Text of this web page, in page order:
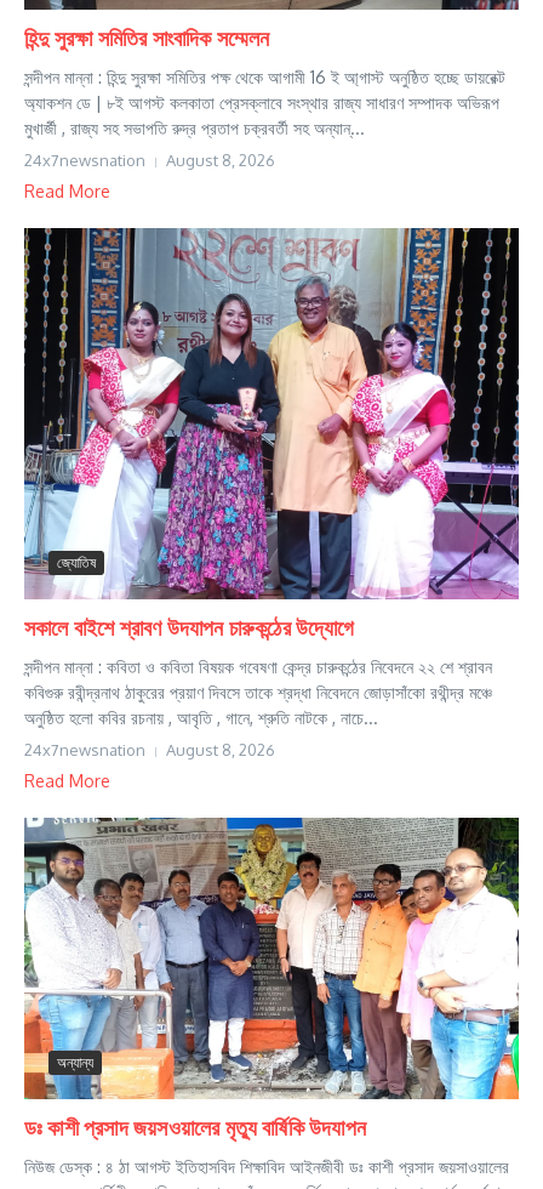
হিন্দু সুরক্ষা সমিতির সাংবাদিক সম্মেলন
সন্দীপন মান্না : হিন্দু সুরক্ষা সমিতির পক্ষ থেকে আগামী 16 ই আ্গাস্ট অনুষ্ঠিত হচ্ছে ডায়রেক্ট
অ্যাকশন ডে | ৮ই আগস্ট কলকাতা প্রেসক্লাবে সংস্থার রাজ্য সাধারণ সম্পাদক অভিরূপ
মুখার্জী , রাজ্য সহ সভাপতি রুদ্র প্রতাপ চক্রবর্তী সহ অন্যান্...
24x7newsnation August 8, 2026
Read More
জ্যোতিষ
সকালে বাইশে শ্রাবণ উদযাপন চারুকন্ঠের উদ্যোগে
সন্দীপন মান্না : কবিতা ও কবিতা বিষয়ক গবেষণা কেন্দ্র চারুকন্ঠের নিবেদনে ২২ শে শ্রাবন
কবিগুরু রবীন্দ্রনাথ ঠাকুরের প্রয়াণ দিবসে তাকে শ্রদ্ধা নিবেদনে জোড়াসাঁকো রথীন্দ্র মঞ্চে
অনুষ্ঠিত হলো কবির রচনায় , আবৃতি , গানে, শ্রুতি নাটকে , নাচে...
24x7newsnation August 8, 2026
Read More
অন্যান্য
ডঃ কাশী প্রসাদ জয়সওয়ালের মৃত্যু বার্ষিকি উদযাপন
নিউজ ডেস্ক : ৪ ঠা আগস্ট ইতিহাসবিদ শিক্ষাবিদ আইনজীবী ডঃ কাশী প্রসাদ জয়সাওয়ালের